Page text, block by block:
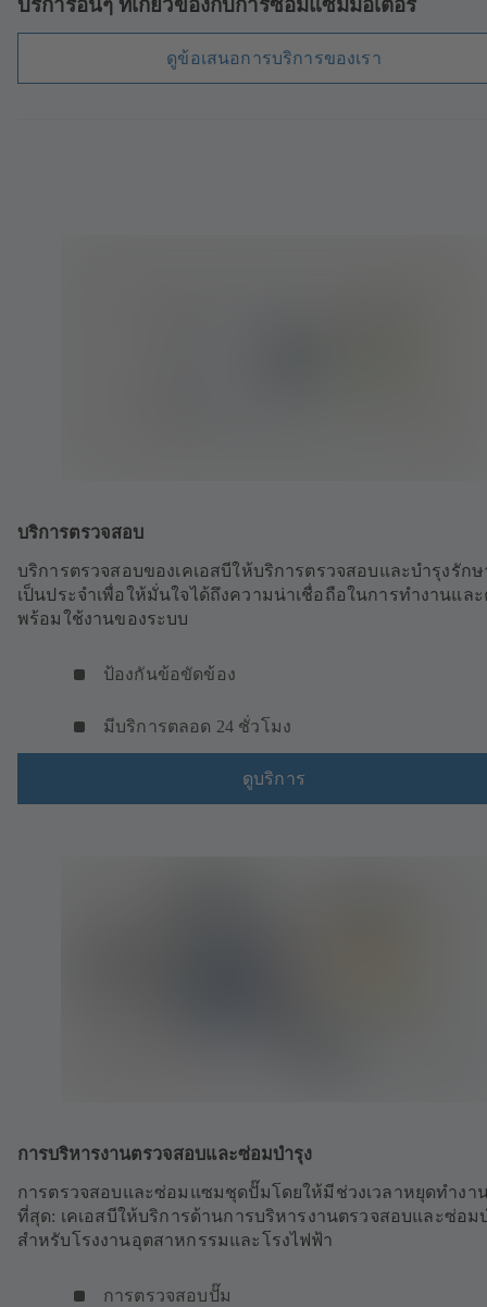
บริการอื่นๆ ที่เกี่ยวข้องกับการซ่อมแซมมอเตอร์
ดูข้อเสนอการบริการของเรา
บริการตรวจสอบ
บริการตรวจสอบของเคเอสบีให้บริการตรวจสอบและบำรุงรัก
เป็นประจำเพื่อให้มั่นใจได้ถึงความน่าเชื่อถือในการทำงานแล
พร้อมใช้งานของระบบ
ป้องกันข้อขัดข้อง
มีบริการตลอด 24 ชั่วโมง
ดูบริการ
การบริหารงานตรวจสอบและซ่อมบำรุง
การตรวจสอบและซ่อมแซมชุดปั๊มโดยให้มีช่วงเวลาหยุดทำงา
ที่สุด: เคเอสบีให้บริการด้านการบริหารงานตรวจสอบและซ่อม
สำหรับโรงงานอุตสาหกรรมและโรงไฟฟ้า
การตรวจสอบปั๊ม